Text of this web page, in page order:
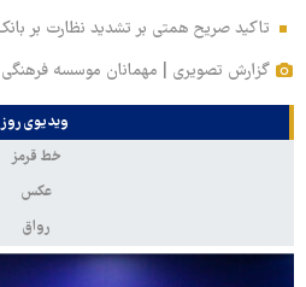
تاکید صریح همتی بر تشدید نظارت بر
گزارش تصویری | مهمانان موسسه
ویدیوی روز
خط قرمز
عکس
رواق